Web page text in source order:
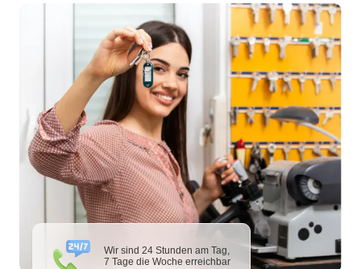
Wir sind 24 Stunden am Tag,
7 Tage die Woche erreichbar